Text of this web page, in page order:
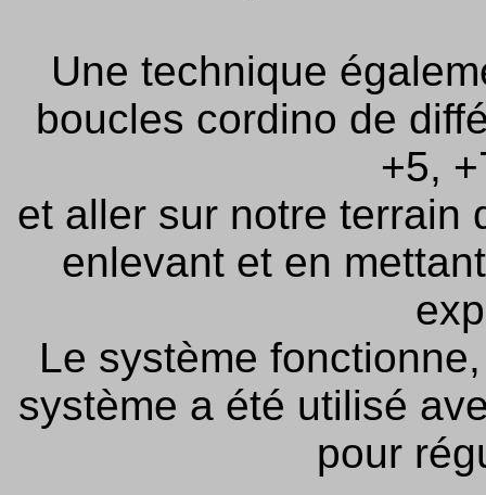
Une technique
boucles cordino de
+5,
et aller sur notre terrain
enlevant et en
Le système
système a été utilisé
pour